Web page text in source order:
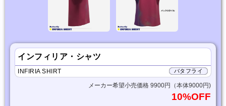
インフィリア・シャツ
バタフライ
INFIRIA SHIRT
メーカー希望小売価格 9900円（本体9000円)
10%OFF